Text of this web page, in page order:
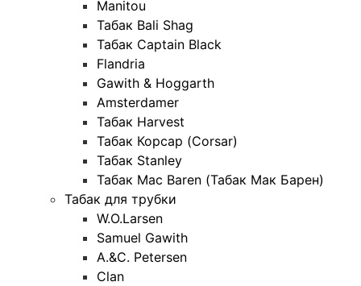
Manitou
Табак Bali Shag
Табак Captain Black
Flandria
Gawith & Hoggarth
Amsterdamer
Табак Harvest
Табак Корсар (Corsar)
Табак Stanley
Табак Mac Baren (Табак Мак Барен)
Табак для трубки
W.O.Larsen
Samuel Gawith
A.&C. Petersen
Clan